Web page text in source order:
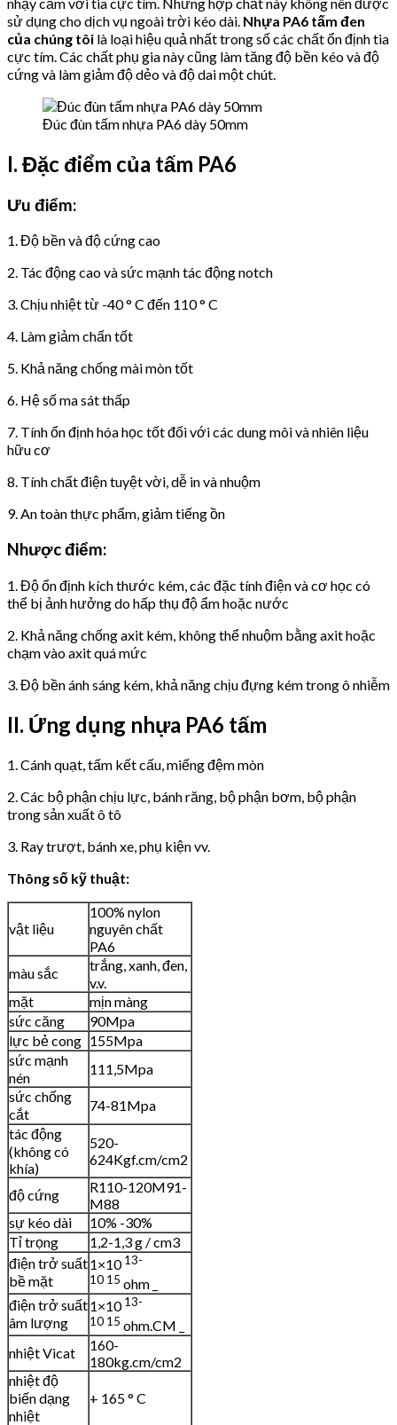
sử dụng cho dịch vụ ngoài trời kéo dài. Nhựa PA6 tấm đen
của chúng tôi là loại hiệu quả nhất trong số các chất ổn định tia
cực tím. Các chất phụ gia này cũng làm tăng độ bền kéo và độ
cứng và làm giảm độ dẻo và độ dai một chút.
Đúc đùn tấm nhựa PA6 dày 50mm
I. Đặc điểm của tấm PA6
Ưu điểm:
1. Độ bền và độ cứng cao
2. Tác động cao và sức mạnh tác động notch
3. Chịu nhiệt từ -40 ° C đến 110 ° C
4. Làm giảm chấn tốt
5. Khả năng chống mài mòn tốt
6. Hệ số ma sát thấp
7. Tính ổn định hóa học tốt đối với các dung môi và nhiên liệu
hữu cơ
8. Tính chất điện tuyệt vời, dễ in và nhuộm
9. An toàn thực phẩm, giảm tiếng ồn
Nhược điểm:
1. Độ ổn định kích thước kém, các đặc tính điện và cơ học có
thể bị ảnh hưởng do hấp thụ độ ẩm hoặc nước
2. Khả năng chống axit kém, không thể nhuộm bằng axit hoặc
chạm vào axit quá mức
3. Độ bền ánh sáng kém, khả năng chịu đựng kém trong ô nhiễm
II. Ứng dụng nhựa PA6 tấm
1. Cánh quạt, tấm kết cấu, miếng đệm mòn
2. Các bộ phận chịu lực, bánh răng, bộ phận bơm, bộ phận
trong sản xuất ô tô
3. Ray trượt, bánh xe, phụ kiện vv.
Thông số kỹ thuật:
vật liệu
100% nylon
nguyên chất
PA6
màu sắc
trắng, xanh, đen,
v.v.
mặt
mịn màng
sức căng
90Mpa
lực bẻ cong 155Mpa
sức mạnh
nén
111,5Mpa
sức chống
cắt
74-81Mpa
tác động
(không có
khía)
520-
624Kgf.cm/cm2
độ cứng
R110-120M91-
M88
sự kéo dài
10% -30%
Tỉ trọng
1,2-1,3 g / cm3
điện trở suất
bề mặt
1×1013-
10 15 ohm _
điện trở suất
âm lượng
1×1013-
10 15 ohm.CM _
nhiệt Vicat
160-
180kg.cm/cm2
nhiệt độ
biến dạng
nhiệt
+ 165 ° C